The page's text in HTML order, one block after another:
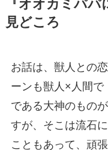
『オオカミパ
見どころ
お話は、獣人との
ーンも獣人×人間で
である大神のもの
すが、そこは流石
こともあって、頑